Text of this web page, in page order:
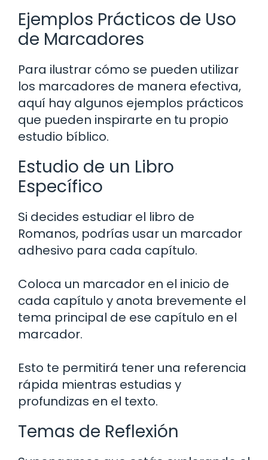
Ejemplos Prácticos de Uso
de Marcadores
Para ilustrar cómo se pueden utilizar
los marcadores de manera efectiva,
aquí hay algunos ejemplos prácticos
que pueden inspirarte en tu propio
estudio bíblico.
Estudio de un Libro
Específico
Si decides estudiar el libro de
Romanos, podrías usar un marcador
adhesivo para cada capítulo.
Coloca un marcador en el inicio de
cada capítulo y anota brevemente el
tema principal de ese capítulo en el
marcador.
Esto te permitirá tener una referencia
rápida mientras estudias y
profundizas en el texto.
Temas de Reflexión